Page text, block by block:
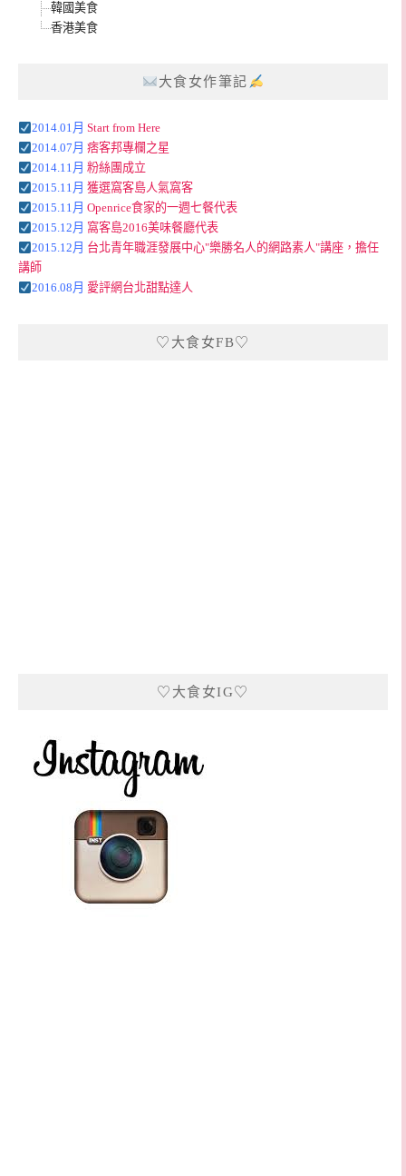
韓國美食
香港美食
大食女作筆記
2014.01月 Start from Here
2014.07月 痞客邦專欄之星
2014.11月 粉絲團成立
2015.11月 獲選窩客島人氣窩客
2015.11月 Openrice食家的一週七餐代表
2015.12月 窩客島2016美味餐廳代表
2015.12月 台北青年職涯發展中心"樂勝名人的網路素人"講座，擔任
講師
2016.08月 愛評網台北甜點達人
♡大食女FB♡
♡大食女IG♡